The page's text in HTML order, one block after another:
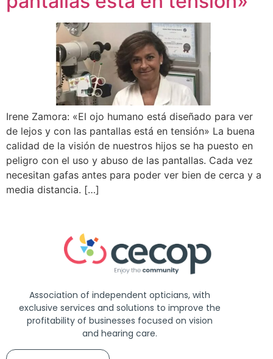
Irene Zamora: «El ojo humano está diseñado para ver
de lejos y con las pantallas está en tensión» La buena
calidad de la visión de nuestros hijos se ha puesto en
peligro con el uso y abuso de las pantallas. Cada vez
necesitan gafas antes para poder ver bien de cerca y a
media distancia. […]
Association of independent opticians, with
exclusive services and solutions to improve the
profitability of businesses focused on vision
and hearing care.